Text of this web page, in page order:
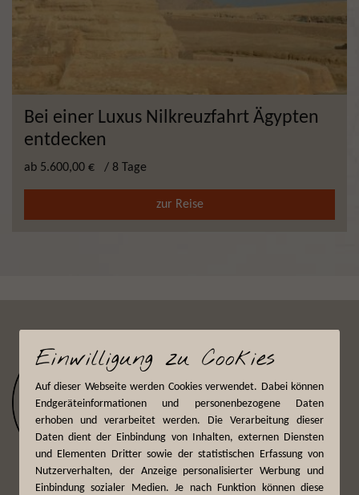
Bei einer Luxus Nilkreuzfahrt Ägypten
entdecken
ab 5.600,00 € / 8 Tage
zur Reise
Einwilligung zu Cookies
Auf dieser Webseite werden Cookies verwendet. Dabei können
Endgeräteinformationen und personenbezogene Daten
erhoben und verarbeitet werden. Die Verarbeitung dieser
Daten dient der Einbindung von Inhalten, externen Diensten
und Elementen Dritter sowie der statistischen Erfassung von
Nutzerverhalten, der Anzeige personalisierter Werbung und
Einbindung sozialer Medien. Je nach Funktion können diese